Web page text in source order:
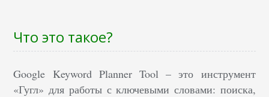
Что это такое?
Google Keyword Planner Tool – это инструмент
«Гугл» для работы с ключевыми словами: поиска,